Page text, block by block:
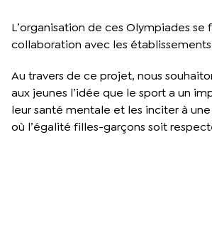
L’organisation de ces Olympiades
collaboration avec les
Au travers de ce projet, nous
aux jeunes l’idée que le sport a un
leur santé mentale et les inciter à
où l’égalité filles-garçons soit